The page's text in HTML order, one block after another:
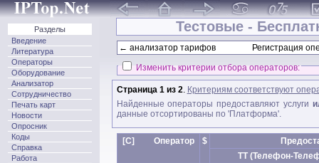
Разделы
Введение
Литература
Операторы
Оборудование
Анализатор
Сотрудничество
Печать карт
Новости
Опросник
Коды
Справка
Работа
Тестовые -
← анализатор тарифов Регистрация
Изменить критерии отбора операторов:
Страница 1 из 2 Критериям соответствуют
Найденные операторы предоставляют услуги
данные отсортированы по 'Платформа'.
[C] Оператор $
TT (Телефон-